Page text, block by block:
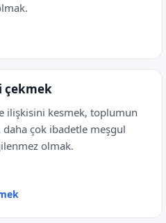
çekmek
ilişkisini kesmek, toplumun
daha çok ibadetle meşgul
olmak.